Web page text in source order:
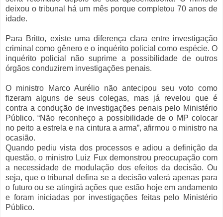
deixou o tribunal há um mês porque completou 70 anos de
idade.
Para Britto, existe uma diferença clara entre investigação
criminal como gênero e o inquérito policial como espécie. O
inquérito policial não suprime a possibilidade de outros
órgãos conduzirem investigações penais.
O ministro Marco Aurélio não antecipou seu voto como
fizeram alguns de seus colegas, mas já revelou que é
contra a condução de investigações penais pelo Ministério
Público. “Não reconheço a possibilidade de o MP colocar
no peito a estrela e na cintura a arma”, afirmou o ministro na
ocasião.
Quando pediu vista dos processos e adiou a definição da
questão, o ministro Luiz Fux demonstrou preocupação com
a necessidade de modulação dos efeitos da decisão. Ou
seja, que o tribunal defina se a decisão valerá apenas para
o futuro ou se atingirá ações que estão hoje em andamento
e foram iniciadas por investigações feitas pelo Ministério
Público.